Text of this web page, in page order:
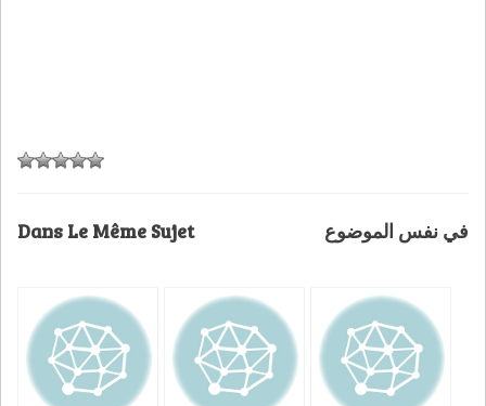
Dans Le Même Sujet في نفس الموضوع